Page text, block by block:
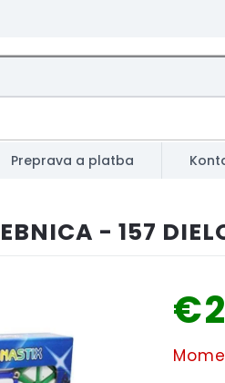
Preprava a platba
- 157
cena: